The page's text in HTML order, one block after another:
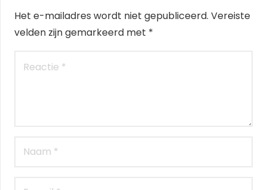
Het e-mailadres wordt niet gepubliceerd. Vereiste
velden zijn gemarkeerd met *